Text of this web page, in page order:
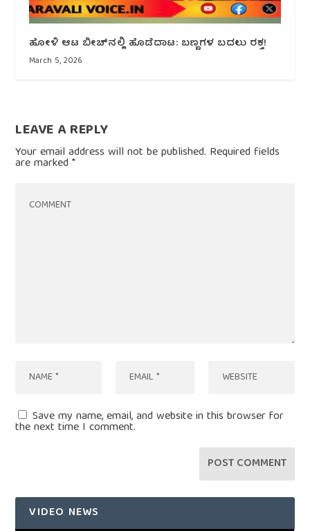
ಹೋಳಿ ಆಟ ಬೀಚ್‌ನಲ್ಲಿ ಹೊಡೆದಾಟ: ಬಣ್ಣಗಳ ಬದಲು ರಕ್ತ!
March 5, 2026
LEAVE A REPLY
Your email address will not be published. Required fields
are marked*
Save my name, email, and website in this browser for
the next time I comment.
VIDEO NEWS